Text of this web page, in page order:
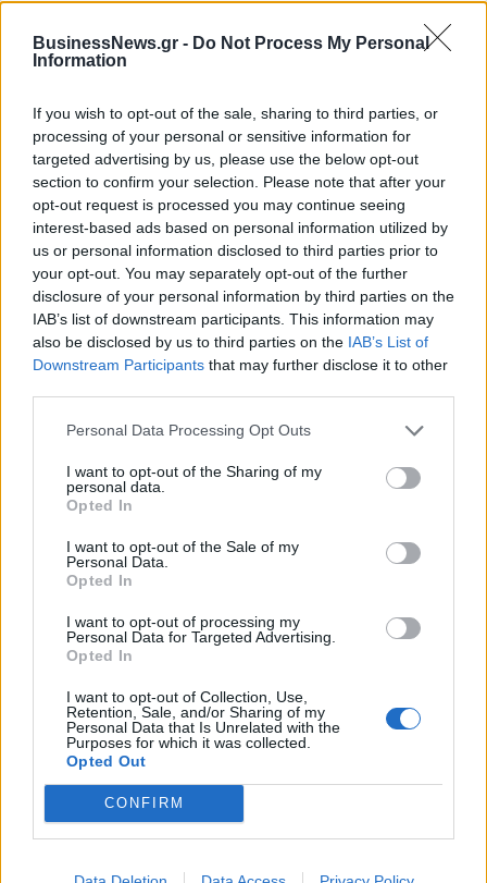
BusinessNews.gr - Do Not Process My Personal
Information
If you wish to opt-out of the sale, sharing to third parties, or
processing of your personal or sensitive information for
targeted advertising by us, please use the below opt-out
section to confirm your selection. Please note that after your
opt-out request is processed you may continue seeing
interest-based ads based on personal information utilized by
us or personal information disclosed to third parties prior to
your opt-out. You may separately opt-out of the further
disclosure of your personal information by third parties on the
IAB’s list of downstream participants. This information may
also be disclosed by us to third parties on the IAB’s List of
Downstream Participants that may further disclose it to other
Personal Data Processing Opt Outs
I want to opt-out of the Sharing of my
personal data.
Opted In
I want to opt-out of the Sale of my
Personal Data.
Opted In
I want to opt-out of processing my
Personal Data for Targeted Advertising.
Opted In
I want to opt-out of Collection, Use,
Retention, Sale, and/or Sharing of my
Personal Data that Is Unrelated with the
Purposes for which it was collected.
Opted Out
CONFIRM
ΠΕΡΙΣΣΌΤΕΡΑ ΣΕ ΑΥΤΉ ΤΗΝ ΚΑΤΗΓΟΡΊΑ
Πυρκαγιά στο Ρέθυμνο:
Τεράστιες καταστροφές,
ενισχύονται οι δυνάμεις
δασοκομάντος - Στην
περιοχή ο Κικίλιας
08/08/2024 - 21:33
Η καλλιέργεια του σόργου,
φιλικότερη στο περιβάλλον
πρόταση για μερική
αντικατάσταση του
αραβόσιτου
10/08/2024 - 10:55
ΡΟΗ ΕΙΔΗΣΕΩΝ
Κορυφώνεται η έξοδος του Αυγούστου – Πάνω από
56.000 επιβάτες αναχωρούν σήμερα από τα
λιμάνια της Αττικής
08/08/2026 - 14:30 ΕΛΛΑΔΑ
– Τα έργα Antinero και η «μάχη» πριν από τις